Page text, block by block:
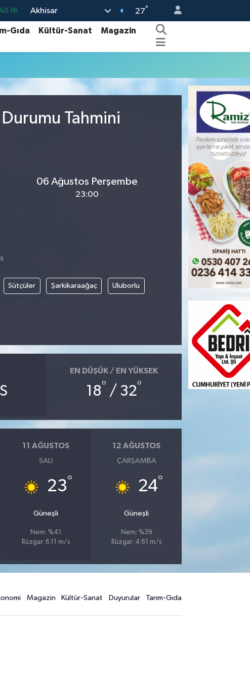
%0
Akhisar 27°
Gıda Kültür-Sanat
Magazin
Tahmini
06 Ağustos Perşembe
23:00
Sütçüler Şarkikaraağaç Uluborlu
EN DÜŞÜK / EN YÜKSEK
18° / 32°
11 AĞUSTOS
SALI
23°
Güneşli
Nem: %41
Rüzgar: 6.11 m/s
12 AĞUSTOS
ÇARŞAMBA
24°
Güneşli
Nem: %39
Rüzgar: 4.61 m/s
Magazin Kültür-Sanat Duyurular Tarım-Gıda